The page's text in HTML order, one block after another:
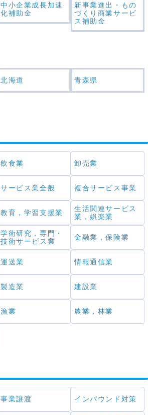
中小企業成長加速
化補助金
新事業進出・もの
づくり商業サービ
ス補助金
北海道 青森県
飲食業 卸売業
サービス業全般 複合サービス事業
教育，学習支援業
生活関連サービス
業，娯楽業
学術研究，専門・
技術サービス業
金融業，保険業
運送業 情報通信業
製造業 建設業
漁業 農業，林業
事業譲渡 インバウンド対策